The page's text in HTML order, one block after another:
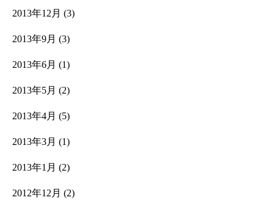
2013年12月 (3)
2013年9月 (3)
2013年6月 (1)
2013年5月 (2)
2013年4月 (5)
2013年3月 (1)
2013年1月 (2)
2012年12月 (2)